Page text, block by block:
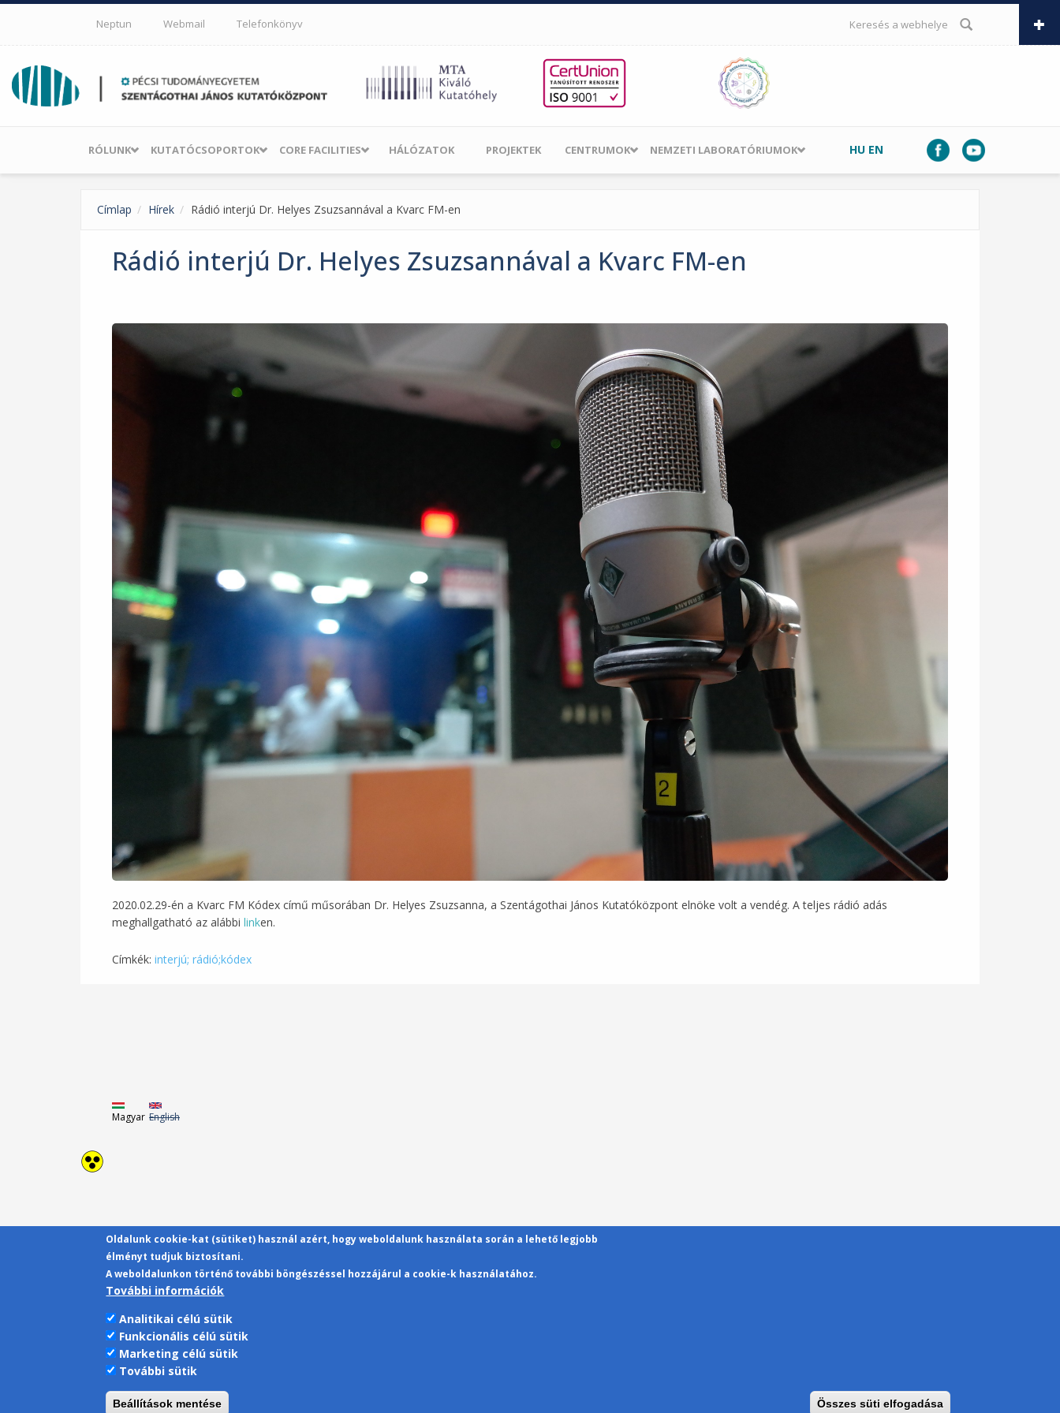
Ugrás a tartalomra
Neptun Webmail Telefonkönyv KERESÉS ŰRLAP
RÓLUNK KUTATÓCSOPORTOK CORE FACILITIES HÁLÓZATOK PROJEKTEK CENTRUMOK NEMZETI LABORATÓRIUMOK HU EN
Címlap Hírek Rádió interjú Dr. Helyes Zsuzsannával a Kvarc FM-en
Rádió interjú Dr. Helyes Zsuzsannával a Kvarc FM-en
2020.02.29-én a Kvarc FM Kódex című műsorában Dr. Helyes Zsuzsanna, a Szentágothai János Kutatóközpont elnöke volt a vendég. A teljes rádió adás
meghallgatható az alábbi linken.
Címkék: interjú; rádió;kódex
Magyar English
Kapcsolat
Oldalunk cookie-kat (sütiket) használ azért, hogy weboldalunk használata során a lehető legjobb
élményt tudjuk biztosítani.
A weboldalunkon történő további böngészéssel hozzájárul a cookie-k használatához.
További információk
Analitikai célú sütik
Funkcionális célú sütik
Marketing célú sütik
További sütik
Beállítások mentése Összes süti elfogadása